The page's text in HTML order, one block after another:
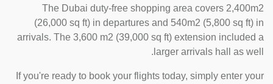
The Dubai duty-free shopping area covers 2,400m2
(26,000 sq ft) in departures and 540m2 (5,800 sq ft) in
arrivals. The 3,600 m2 (39,000 sq ft) extension included a
larger arrivals hall as well.
If you're ready to book your flights today, simply enter your